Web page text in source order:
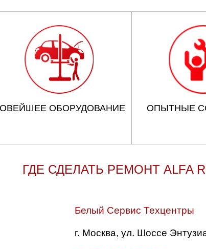
ОБОРУДОВАНИЕ ОПЫТНЫЕ
ГДЕ СДЕЛАТЬ РЕМОНТ ALFA
Белый Сервис Техцентры
г. Москва, ул. Шоссе